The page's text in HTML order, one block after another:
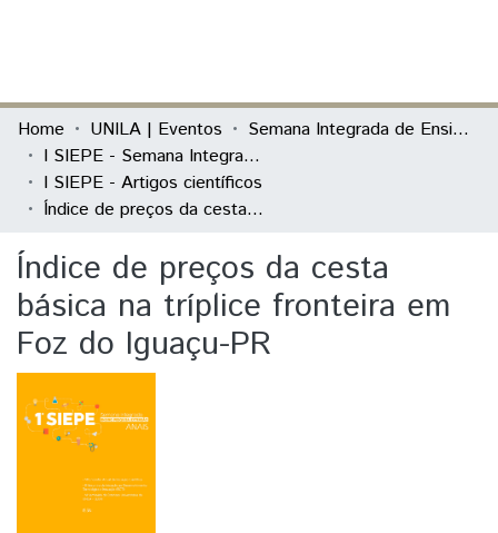
Communities & Collections
All of DSpace
Statistics
Home UNILA | Eventos
Semana Integrada de Ensino, Pesquisa e Extensão (SIEPE)
I SIEPE - Semana Integrada de Ensino, Pesquisa e Extensão
I SIEPE - Artigos científicos
Índice de preços da cesta básica na tríplice fronteira em Foz do Iguaçu-PR
Índice de preços da cesta
básica na tríplice fronteira em
Foz do Iguaçu-PR